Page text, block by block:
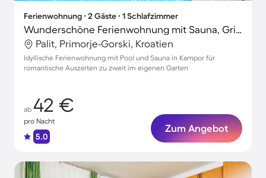
Ferienwohnung ∙ 2 Gäste ∙ 1 Schlafzimmer
Wunderschöne Ferienwohnung mit Sauna, Grill und Terrasse | Naturblick
Palit, Primorje-Gorski, Kroatien
Idyllische Ferienwohnung mit Pool und Sauna in Kampor für
romantische Auszeiten zu zweit im eigenen Garten
ab 42 €
pro Nacht
5.0
Zum Angebot